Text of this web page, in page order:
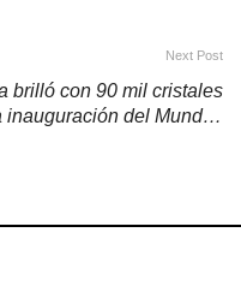
Next Post
brilló con 90 mil cristales
inauguración del Mundial